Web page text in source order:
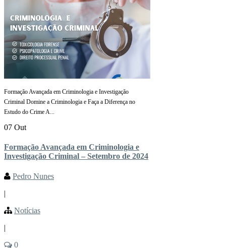
Formação Avançada em Criminologia e Investigação
Criminal Domine a Criminologia e Faça a Diferença no
Estudo do Crime A...
07 Out
Formação Avançada em Criminologia e
Investigação Criminal – Setembro de 2024
Pedro Nunes
|
Notícias
|
0